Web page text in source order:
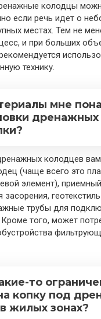
колодцы
если речь идет о
местах. Тем не
и при больших
технику.
мне
колодцев
(чаще всего это
элемент),
трубы для
того, может
то
копку под
жилых зонах?